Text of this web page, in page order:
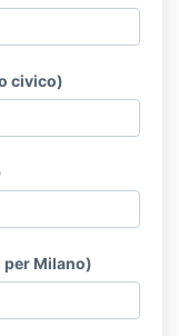
civico)
per Milano)